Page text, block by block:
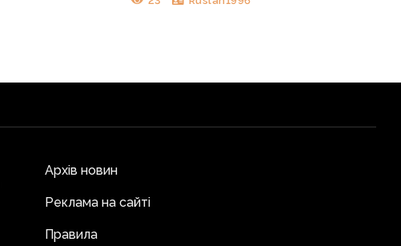
Архів новин
Реклама на сайті
Правила